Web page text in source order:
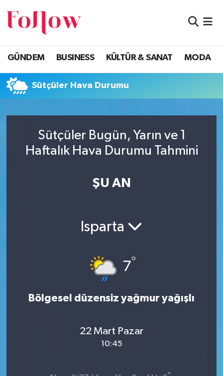
GÜNDEM BUSINESS KÜLTÜR & SANAT MODA
Sütçüler Hava Durumu
Sütçüler Bugün, Yarın ve 1
Haftalık Hava Durumu Tahmini
ŞU AN
Isparta
7°
Bölgesel düzensiz yağmur yağışlı
22 Mart Pazar
10:45
GÜNDEM
BUSINESS
KÜLTÜR & SANAT
MODA
EĞİTİM
Eskişehir Nöbetçi Eczaneler
Eskişehir Hava Durumu
Eskişehir Namaz Vakitleri
Eskişehir Trafik Yoğunluk Haritası
Süper Lig Puan Durumu ve Fikstür
Son Dakika Haberleri